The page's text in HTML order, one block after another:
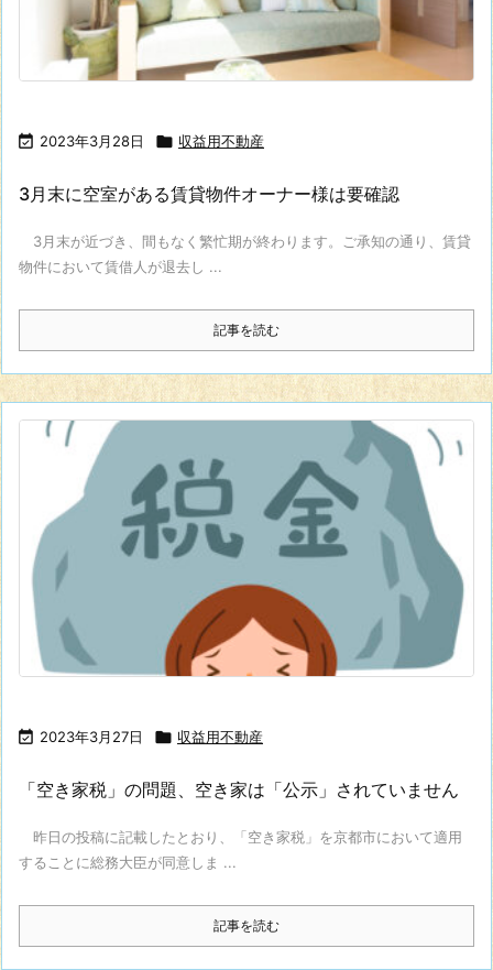
 2023年3月28日  収益用不動産
3月末に空室がある賃貸物件オーナー様は要確認
3月末が近づき、間もなく繁忙期が終わります。ご承知の通り、賃貸
物件において賃借人が退去し ...
記事を読む
 2023年3月27日  収益用不動産
「空き家税」の問題、空き家は「公示」されていません
昨日の投稿に記載したとおり、「空き家税」を京都市において適用
することに総務大臣が同意しま ...
記事を読む